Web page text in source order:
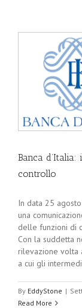
Banca
controllo
In data 25
una
delle funzioni di
Con la suddetta
rilevazione volta
a cui gli
By EddyStone |
Read More